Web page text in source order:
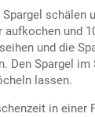
schälen
aufkochen und
und die
Den Spargel im
lassen.
in einer